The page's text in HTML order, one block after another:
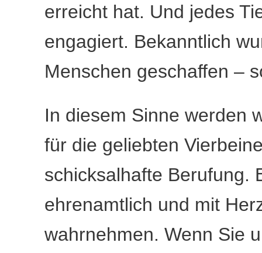
erreicht hat. Und jedes
engagiert. Bekanntlich
Menschen geschaffen –
In diesem Sinne werden
für die geliebten
schicksalhafte Berufung.
ehrenamtlich und mit
wahrnehmen. Wenn Sie